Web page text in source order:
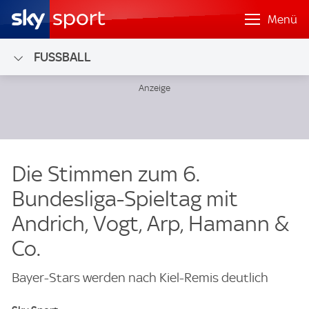
Menü
FUSSBALL
Die Stimmen zum 6.
Bundesliga-Spieltag mit
Andrich, Vogt, Arp, Hamann &
Co.
Bayer-Stars werden nach Kiel-Remis deutlich